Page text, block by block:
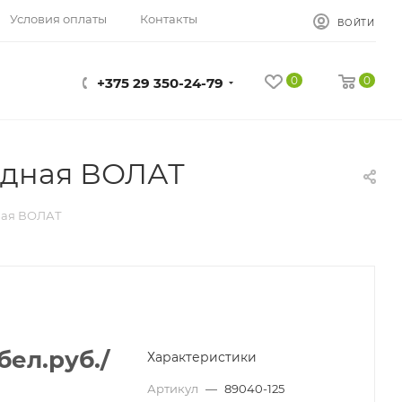
Условия оплаты Контакты ВОЙТИ
+375 29 350-24-79 0 0
ВОЛАТ
ВОЛАТ
/
Характеристики
Артикул — 89040-125